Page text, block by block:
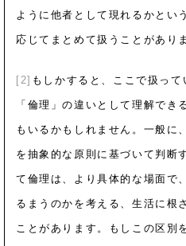
ように他者として現れるかとい
応じてまとめて扱うことがあり
[2] もしかすると、ここで扱っ
「倫理」の違いとして理解でき
もいるかもしれません。一般に
を抽象的な原則に基づいて判断
て倫理は、より具体的な場面で
るまうのかを考える、生活に根
ことがあります。もしこの区別